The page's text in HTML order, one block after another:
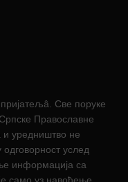
Све поруке
Православне
уредништво не
одговорност услед
информација са